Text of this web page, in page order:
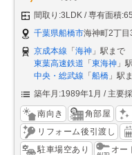
間取り:3LDK
専有面積
千葉県船橋市海神町2丁目
京成本線 「海神 」駅まで
東葉高速鉄道 「東海神 」
中央・総武線 「船橋 」駅
築年月:1989年1月
主要
南向き 角部屋
リフォーム後引渡し
駐車場空あり
オー